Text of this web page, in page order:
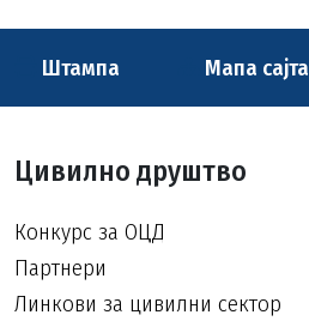
Штампа Мапа сајта
Цивилно друштво
Конкурс за ОЦД
Партнери
Линкови за цивилни сектор